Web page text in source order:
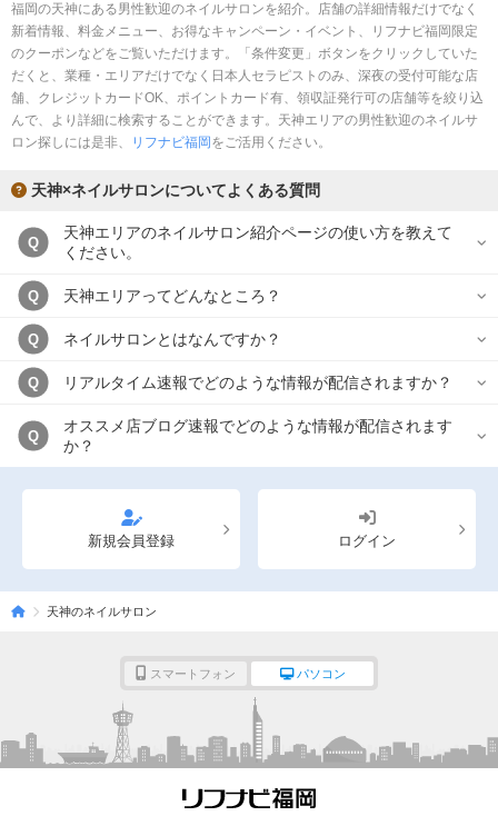
福岡の天神にある男性歓迎のネイルサロンを紹介。店舗の詳細情報だけでなく
新着情報、料金メニュー、お得なキャンペーン・イベント、リフナビ福岡限定
のクーポンなどをご覧いただけます。「条件変更」ボタンをクリックしていた
だくと、業種・エリアだけでなく日本人セラピストのみ、深夜の受付可能な店
舗、クレジットカードOK、ポイントカード有、領収証発行可の店舗等を絞り込
んで、より詳細に検索することができます。天神エリアの男性歓迎のネイルサ
ロン探しには是非、
リフナビ福岡 をご活用ください。
天神×ネイルサロンについてよくある質問
Q
天神エリアのネイルサロン紹介ページの使い方を教えて
ください。
Q 天神エリアってどんなところ？
Q ネイルサロンとはなんですか？
Q リアルタイム速報でどのような情報が配信されますか？
Q
オススメ店ブログ速報でどのような情報が配信されます
か？
新規会員登録 ログイン
天神のネイルサロン
スマートフォン パソコン